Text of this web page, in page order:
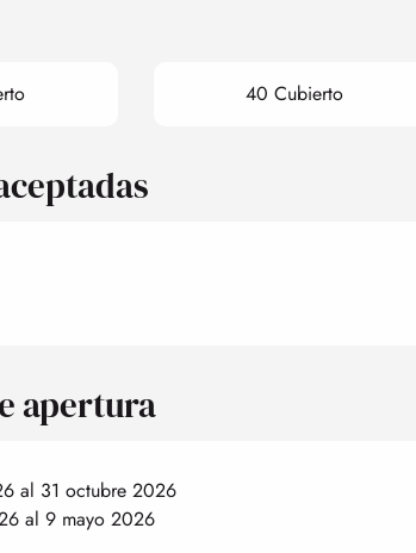
40 Cubierto
apertura
al 31 octubre 2026
al 9 mayo 2026